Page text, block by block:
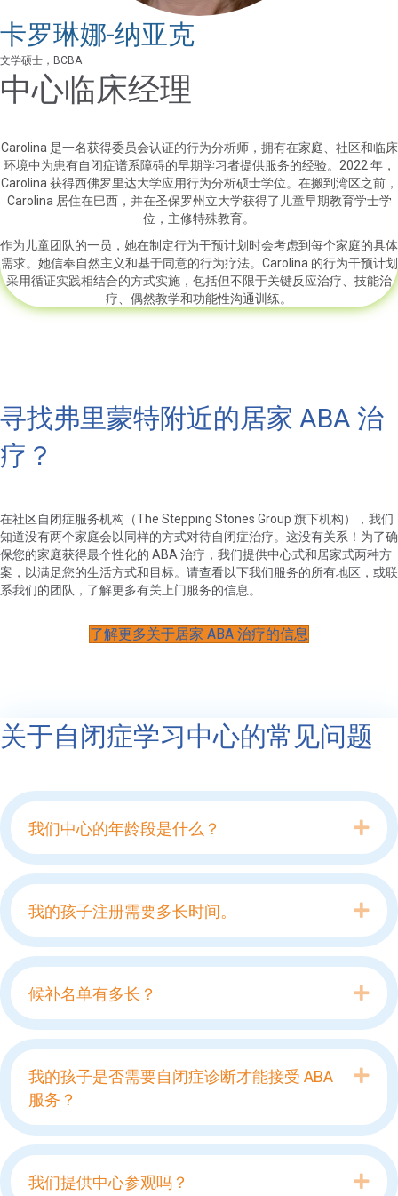
卡罗琳娜-纳亚克
文学硕士，BCBA
中心临床经理
Carolina 是一名获得委员会认证的行为分析师，拥有在家庭、社区和临床
环境中为患有自闭症谱系障碍的早期学习者提供服务的经验。2022 年，
Carolina 获得西佛罗里达大学应用行为分析硕士学位。在搬到湾区之前，
Carolina 居住在巴西，并在圣保罗州立大学获得了儿童早期教育学士学
位，主修特殊教育。
作为儿童团队的一员，她在制定行为干预计划时会考虑到每个家庭的具体
需求。她信奉自然主义和基于同意的行为疗法。Carolina 的行为干预计划
采用循证实践相结合的方式实施，包括但不限于关键反应治疗、技能治
疗、偶然教学和功能性沟通训练。
寻找弗里蒙特附近的居家 ABA 治
疗？
在社区自闭症服务机构（The Stepping Stones Group 旗下机构），我们
知道没有两个家庭会以同样的方式对待自闭症治疗。这没有关系！为了确
保您的家庭获得最个性化的 ABA 治疗，我们提供中心式和居家式两种方
案，以满足您的生活方式和目标。请查看以下我们服务的所有地区，或联
系我们的团队，了解更多有关上门服务的信息。
了解更多关于居家 ABA 治疗的信息
关于自闭症学习中心的常见问题
我们中心的年龄段是什么？
我的孩子注册需要多长时间。
候补名单有多长？
我的孩子是否需要自闭症诊断才能接受 ABA
服务？
我们提供中心参观吗？